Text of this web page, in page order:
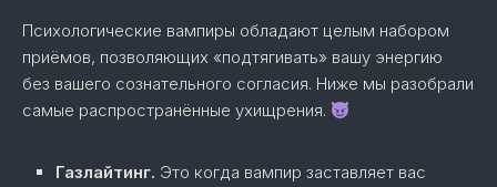
Психологические вампиры обладают целым набором
приёмов, позволяющих «подтягивать» вашу энергию
без вашего сознательного согласия. Ниже мы разобрали
самые распространённые ухищрения.
Газлайтинг. Это когда вампир заставляет вас